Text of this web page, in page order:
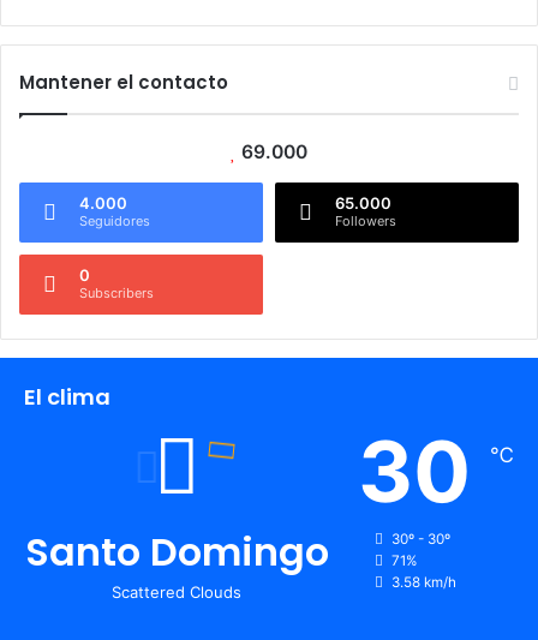
Mantener el contacto
69.000
4.000
Seguidores
65.000
Followers
0
Subscribers
El clima
Santo Domingo
Scattered Clouds
30 ℃
30º - 30º
71%
3.58 km/h